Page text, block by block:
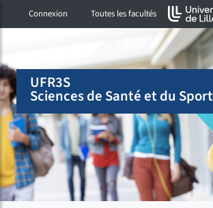
Accéder au menu principal
Accéder à la recherche
Accéder au pied de page
Connexion Toutes les facultés
menu
UFR3S
Sciences de Santé et du Sport